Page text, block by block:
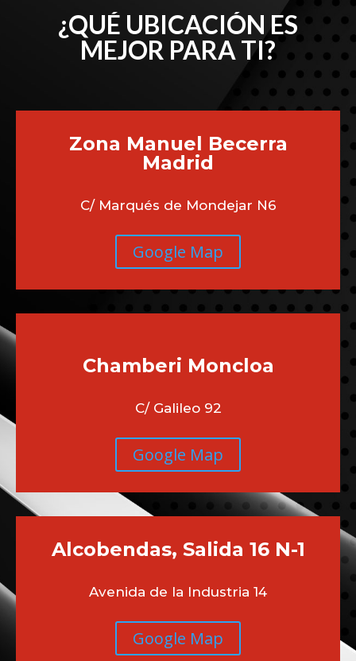
¿QUÉ UBICACIÓN ES
MEJOR PARA TI?
Zona Manuel Becerra
Madrid
C/ Marqués de Mondejar N6
Google Map
Chamberi Moncloa
C/ Galileo 92
Google Map
Alcobendas, Salida 16 N-1
Avenida de la Industria 14
Google Map